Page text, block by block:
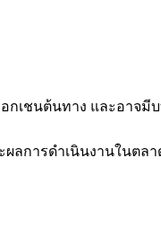
กเชนต้นทาง และอาจ
ลการดำเนินงานในตล